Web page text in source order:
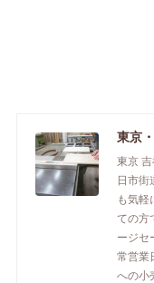
東京
日市街
も気軽
ての方
ージセ
常営業
への小